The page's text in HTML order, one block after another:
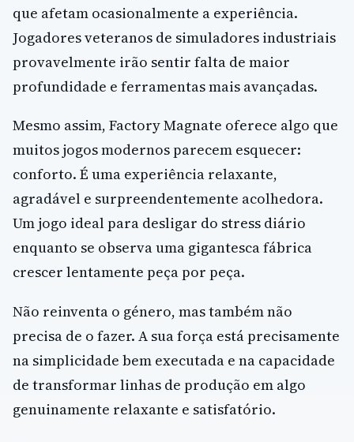
que afetam ocasionalmente a experiência.
Jogadores veteranos de simuladores industriais
provavelmente irão sentir falta de maior
profundidade e ferramentas mais avançadas.
Mesmo assim, Factory Magnate oferece algo que
muitos jogos modernos parecem esquecer:
conforto. É uma experiência relaxante,
agradável e surpreendentemente acolhedora.
Um jogo ideal para desligar do stress diário
enquanto se observa uma gigantesca fábrica
crescer lentamente peça por peça.
Não reinventa o género, mas também não
precisa de o fazer. A sua força está precisamente
na simplicidade bem executada e na capacidade
de transformar linhas de produção em algo
genuinamente relaxante e satisfatório.